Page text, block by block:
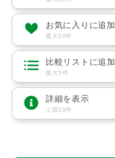
お気に入りに追加
最大50件
比較リストに追加
最大5件
詳細を表示
上限20件